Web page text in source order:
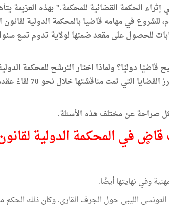
الحكمة القضائية للمحكمة." بهذه العزيمة
للشروع في مهامه قاضيا بالمحكمة الدولية لقانون
للحصول على مقعد ضمنها لولاية تدوم تسع
دوليًا؟ ولماذا اختار الترشح للمحكمة
لقانون البحار؟ وكيف جرت حملته الانتخابية؟ وما هي أبرز
صراحة عن مختلف هذه الأسئلة.
في المحكمة الدولية
وفي نهايتها أيضًا.
التونسي الليبي حول الجرف القاري. وكان ذلك الحكم